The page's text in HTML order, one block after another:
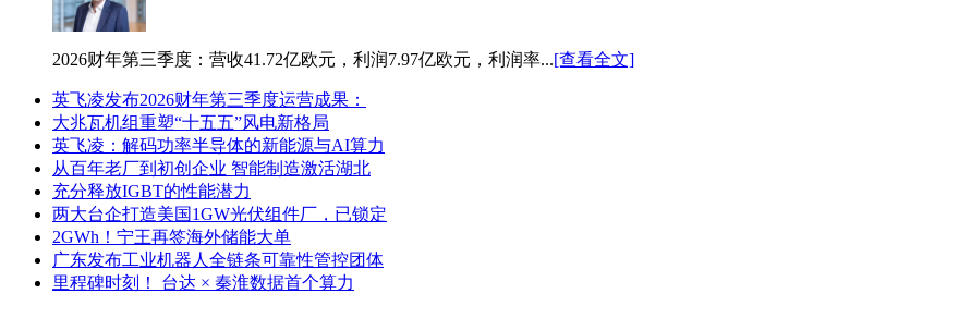
2026财年第三季度：营收41.72亿欧元，利润7.97亿欧元，利润率...[查看全文]
英飞凌发布2026财年第三季度运营成果：
大兆瓦机组重塑“十五五”风电新格局
英飞凌：解码功率半导体的新能源与AI算力
从百年老厂到初创企业 智能制造激活湖北
充分释放IGBT的性能潜力
两大台企打造美国1GW光伏组件厂，已锁定
2GWh！宁王再签海外储能大单
广东发布工业机器人全链条可靠性管控团体
里程碑时刻！ 台达 × 秦淮数据首个算力